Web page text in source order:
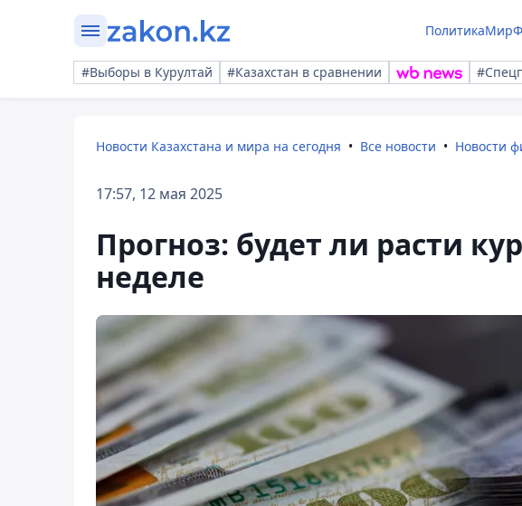
ПолитикаМир
#Выборы в Курултай #Казахстан в сравнении
Новости Казахстана и мира на сегодня Все новости Новости
17:57, 12 мая 2025
Прогноз: будет ли расти
неделе